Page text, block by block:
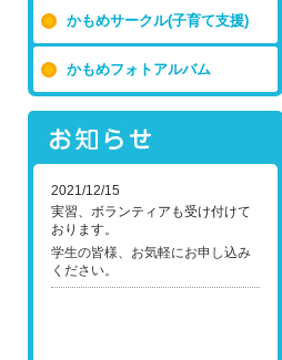
かもめサークル(子育て支援)
かもめフォトアルバム
2021/12/15
実習、ボランティアも受け付けて
おります。
学生の皆様、お気軽にお申し込み
ください。